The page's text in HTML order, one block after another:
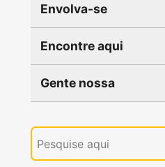
Envolva-se
Encontre aqui
Gente nossa